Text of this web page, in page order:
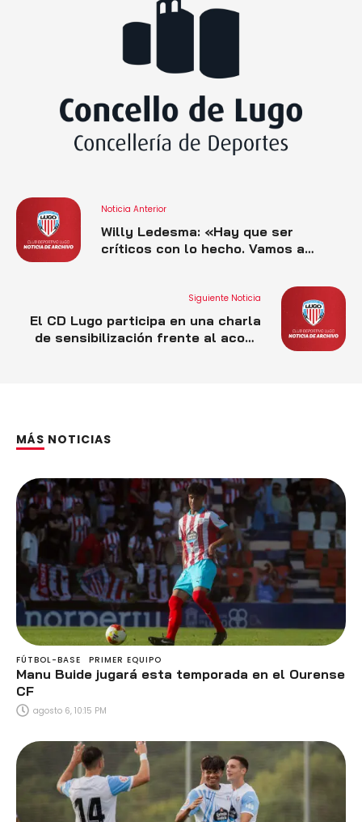
Noticia Anterior
Willy Ledesma: «Hay que ser
críticos con lo hecho. Vamos a
Siguiente Noticia
El CD Lugo participa en una charla
de sensibilización frente al acoso
MÁS NOTICIAS
FÚTBOL-BASE PRIMER EQUIPO
Manu Buide jugará esta temporada en el Ourense
CF
agosto 6, 10:15 PM